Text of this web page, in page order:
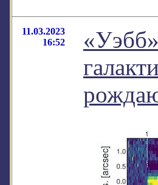
11.03.2023
16:52